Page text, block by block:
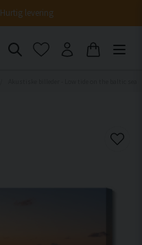
Hurtig levering